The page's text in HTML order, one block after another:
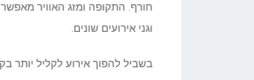
חורף. התקופה ומזג האוויר
וגני אירועים שונים.
בשביל להפוך אירוע לקליל יותר